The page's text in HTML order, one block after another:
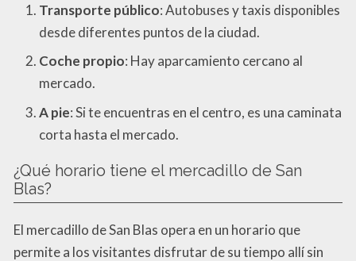
Transporte público: Autobuses y taxis disponibles
desde diferentes puntos de la ciudad.
Coche propio: Hay aparcamiento cercano al
mercado.
A pie: Si te encuentras en el centro, es una caminata
corta hasta el mercado.
¿Qué horario tiene el mercadillo de San
Blas?
El mercadillo de San Blas opera en un horario que
permite a los visitantes disfrutar de su tiempo allí sin